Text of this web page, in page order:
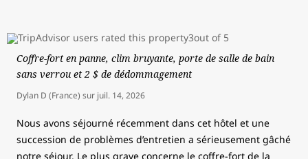
Coffre-fort en panne, clim bruyante, porte de salle de bain
sans verrou et 2 $ de dédommagement
Dylan D (France) sur juil. 14, 2026
Nous avons séjourné récemment dans cet hôtel et une
succession de problèmes d’entretien a sérieusement gâché
notre séjour. Le plus grave concerne le coffre-fort de la